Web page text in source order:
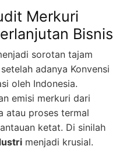
Merkuri
Bisnis
sorotan tajam
adanya Konvensi
oleh Indonesia.
emisi merkuri dari
atau proses termal
ketat. Di sinilah
menjadi krusial.